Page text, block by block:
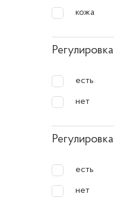
кожа
есть
нет
есть
нет